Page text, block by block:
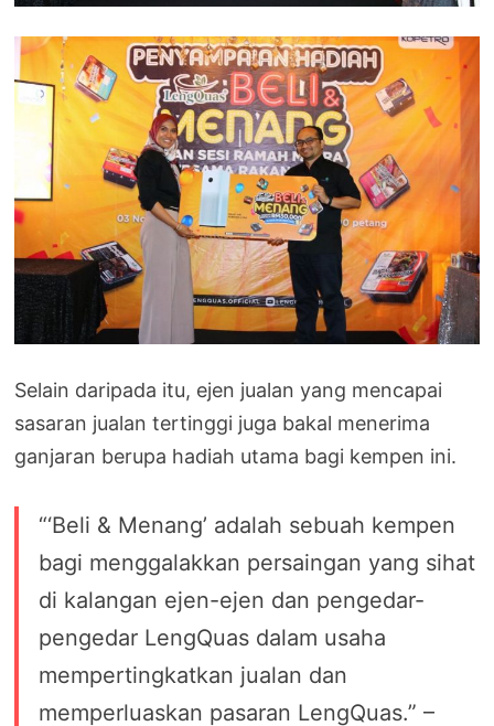
Selain daripada itu, ejen jualan yang mencapai
sasaran jualan tertinggi juga bakal menerima
ganjaran berupa hadiah utama bagi kempen ini.
“‘Beli & Menang’ adalah sebuah kempen
bagi menggalakkan persaingan yang sihat
di kalangan ejen-ejen dan pengedar-
pengedar LengQuas dalam usaha
mempertingkatkan jualan dan
memperluaskan pasaran LengQuas.” –